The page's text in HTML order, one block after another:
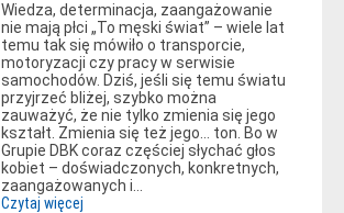
Wiedza, determinacja, zaangażowanie
nie mają płci „To męski świat” – wiele lat
temu tak się mówiło o transporcie,
motoryzacji czy pracy w serwisie
samochodów. Dziś, jeśli się temu światu
przyjrzeć bliżej, szybko można
zauważyć, że nie tylko zmienia się jego
kształt. Zmienia się też jego… ton. Bo w
Grupie DBK coraz częściej słychać głos
kobiet – doświadczonych, konkretnych,
zaangażowanych i…
Czytaj więcej